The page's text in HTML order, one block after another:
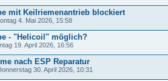
mit Keilriemenantrieb blockiert
4. Mai 2026, 15:58
- "Helicoil" möglich?
19. April 2026, 16:56
nach ESP Reparatur
30. April 2026, 10:31